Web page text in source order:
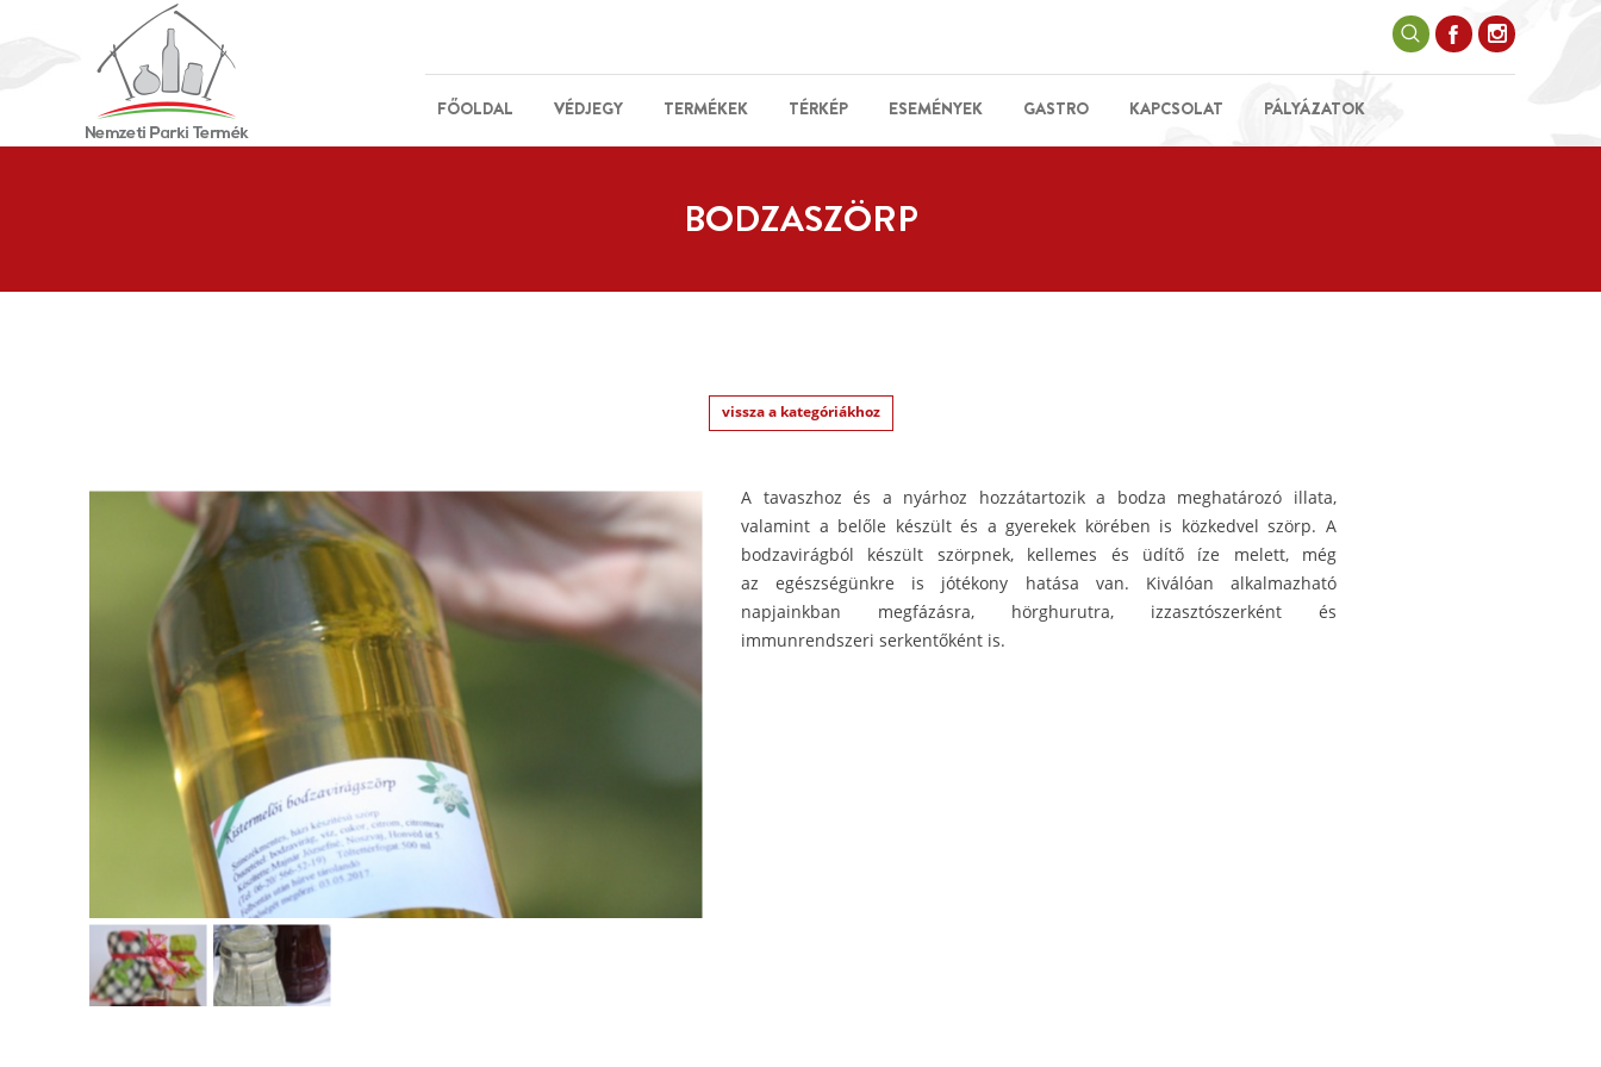
FŐOLDAL VÉDJEGY TERMÉKEK TÉRKÉP ESEMÉNYEK GASTRO KAPCSOLAT PÁLYÁZATOK
BODZASZÖRP
vissza a kategóriákhoz
A tavaszhoz és a nyárhoz hozzátartozik a bodza meghatározó illata,
valamint a belőle készült és a gyerekek körében is közkedvel szörp. A
bodzavirágból készült szörpnek, kellemes és üdítő íze melett, még
az egészségünkre is jótékony hatása van. Kiválóan alkalmazható
napjainkban megfázásra, hörghurutra, izzasztószerként és
immunrendszeri serkentőként is.